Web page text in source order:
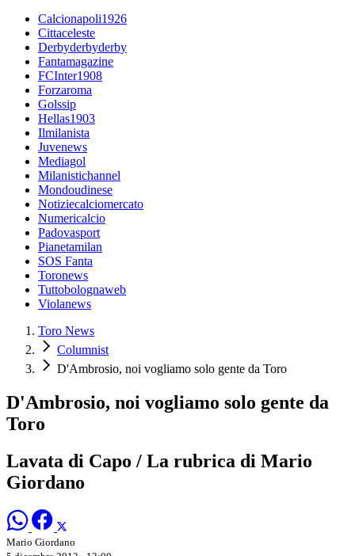
Calcionapoli1926
Cittaceleste
Derbyderbyderby
Fantamagazine
FCInter1908
Forzaroma
Golssip
Hellas1903
Ilmilanista
Juvenews
Mediagol
Milanistichannel
Mondoudinese
Notiziecalciomercato
Numericalcio
Padovasport
Pianetamilan
SOS Fanta
Toronews
Tuttobolognaweb
Violanews
Toro News
Columnist
D'Ambrosio, noi vogliamo solo gente da Toro
D'Ambrosio, noi vogliamo solo gente da
Toro
Lavata di Capo / La rubrica di Mario
Giordano
Mario Giordano